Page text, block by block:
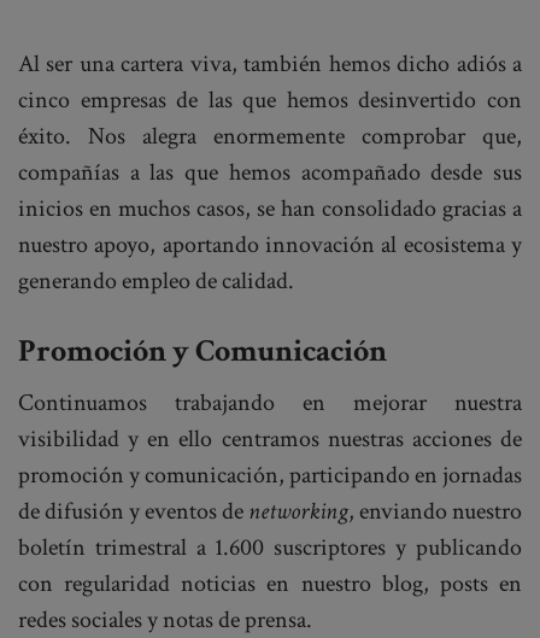
Al ser una cartera viva, también hemos dicho adiós a
cinco empresas de las que hemos desinvertido con
éxito. Nos alegra enormemente comprobar que,
compañías a las que hemos acompañado desde sus
inicios en muchos casos, se han consolidado gracias a
nuestro apoyo, aportando innovación al ecosistema y
generando empleo de calidad.
Promoción y Comunicación
Continuamos trabajando en mejorar nuestra
visibilidad y en ello centramos nuestras acciones de
promoción y comunicación, participando en jornadas
de difusión y eventos denetworking, enviando nuestro
boletín trimestral a 1.600 suscriptores y publicando
con regularidad noticias en nuestro blog, posts en
redes sociales y notas de prensa.